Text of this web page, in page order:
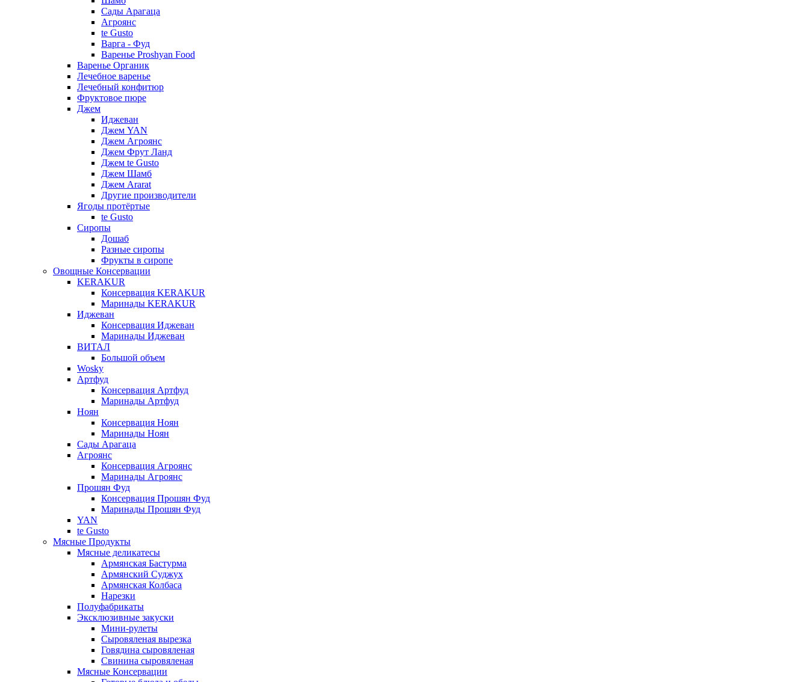
Сады Арагаца
Агроянс
te Gusto
Варга - Фуд
Варенье Proshyan Food
Варенье Органик
Лечебное варенье
Лечебный конфитюр
Фруктовое пюре
Джем
Иджеван
Джем YAN
Джем Агроянс
Джем Фрут Ланд
Джем te Gusto
Джем Шамб
Джем Ararat
Другие производители
Ягоды протёртые
te Gusto
Сиропы
Дошаб
Разные сиропы
Фрукты в сиропе
Овощные Консервации
KERAKUR
Консервация KERAKUR
Маринады KERAKUR
Иджеван
Консервация Иджеван
Маринады Иджеван
ВИТАЛ
Большой объем
Wosky
Артфуд
Консервация Артфуд
Маринады Артфуд
Ноян
Консервация Ноян
Маринады Ноян
Сады Арагаца
Агроянс
Консервация Агроянс
Маринады Агроянс
Прошян Фуд
Консервация Прошян Фуд
Маринады Прошян Фуд
YAN
te Gusto
Мясные Продукты
Мясные деликатесы
Армянская Бастурма
Армянский Суджух
Армянская Колбаса
Нарезки
Полуфабрикаты
Эксклюзивные закуски
Мини-рулеты
Сыровяленая вырезка
Говядина сыровяленая
Свинина сыровяленая
Мясные Консервации